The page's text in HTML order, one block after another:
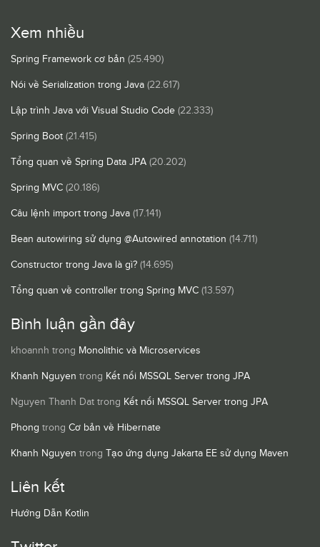
Xem nhiều
Spring Framework cơ bản (25.490)
Nói về Serialization trong Java (22.617)
Lập trình Java với Visual Studio Code (22.333)
Spring Boot (21.415)
Tổng quan về Spring Data JPA (20.202)
Spring MVC (20.186)
Câu lệnh import trong Java (17.141)
Bean autowiring sử dụng @Autowired annotation (14.711)
Constructor trong Java là gì? (14.695)
Tổng quan về controller trong Spring MVC (13.597)
Bình luận gần đây
khoannh trong Monolithic và Microservices
Khanh Nguyen trong Kết nối MSSQL Server trong JPA
Nguyen Thanh Dat trong Kết nối MSSQL Server trong JPA
Phong trong Cơ bản về Hibernate
Khanh Nguyen trong Tạo ứng dụng Jakarta EE sử dụng Maven
Liên kết
Hướng Dẫn Kotlin